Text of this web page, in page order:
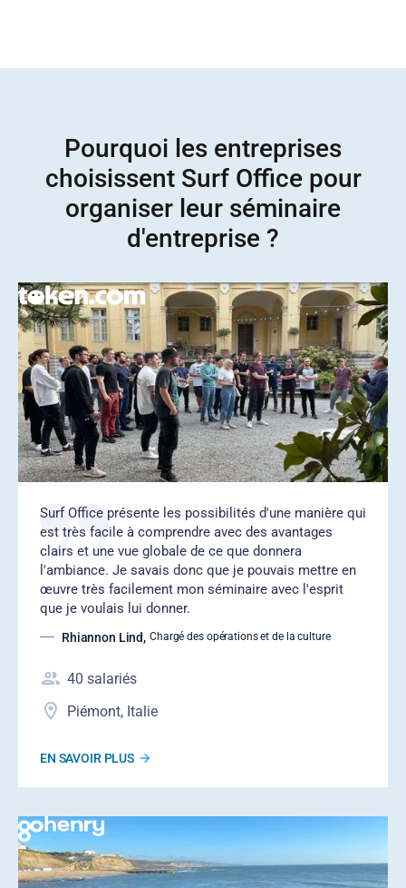
Pourquoi les entreprises
choisissent Surf Office pour
organiser leur séminaire
d'entreprise ?
Surf Office présente les possibilités d'une manière qui
est très facile à comprendre avec des avantages
clairs et une vue globale de ce que donnera
l'ambiance. Je savais donc que je pouvais mettre en
œuvre très facilement mon séminaire avec l'esprit
que je voulais lui donner.
Rhiannon Lind, Chargé des opérations et de la culture
40 salariés
Piémont, Italie
EN SAVOIR PLUS